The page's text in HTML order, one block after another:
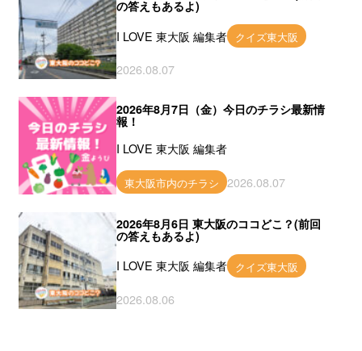
の答えもあるよ)
I LOVE 東大阪 編集者 クイズ東大阪
2026.08.07
2026年8月7日（金）今日のチラシ最新情
報！
I LOVE 東大阪 編集者
東大阪市内のチラシ 2026.08.07
2026年8月6日 東大阪のココどこ？(前回
の答えもあるよ)
I LOVE 東大阪 編集者 クイズ東大阪
2026.08.06